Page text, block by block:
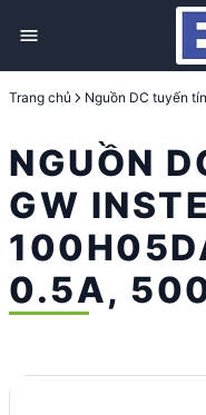
Trang chủ
NGUỒN
GW
0.5A,